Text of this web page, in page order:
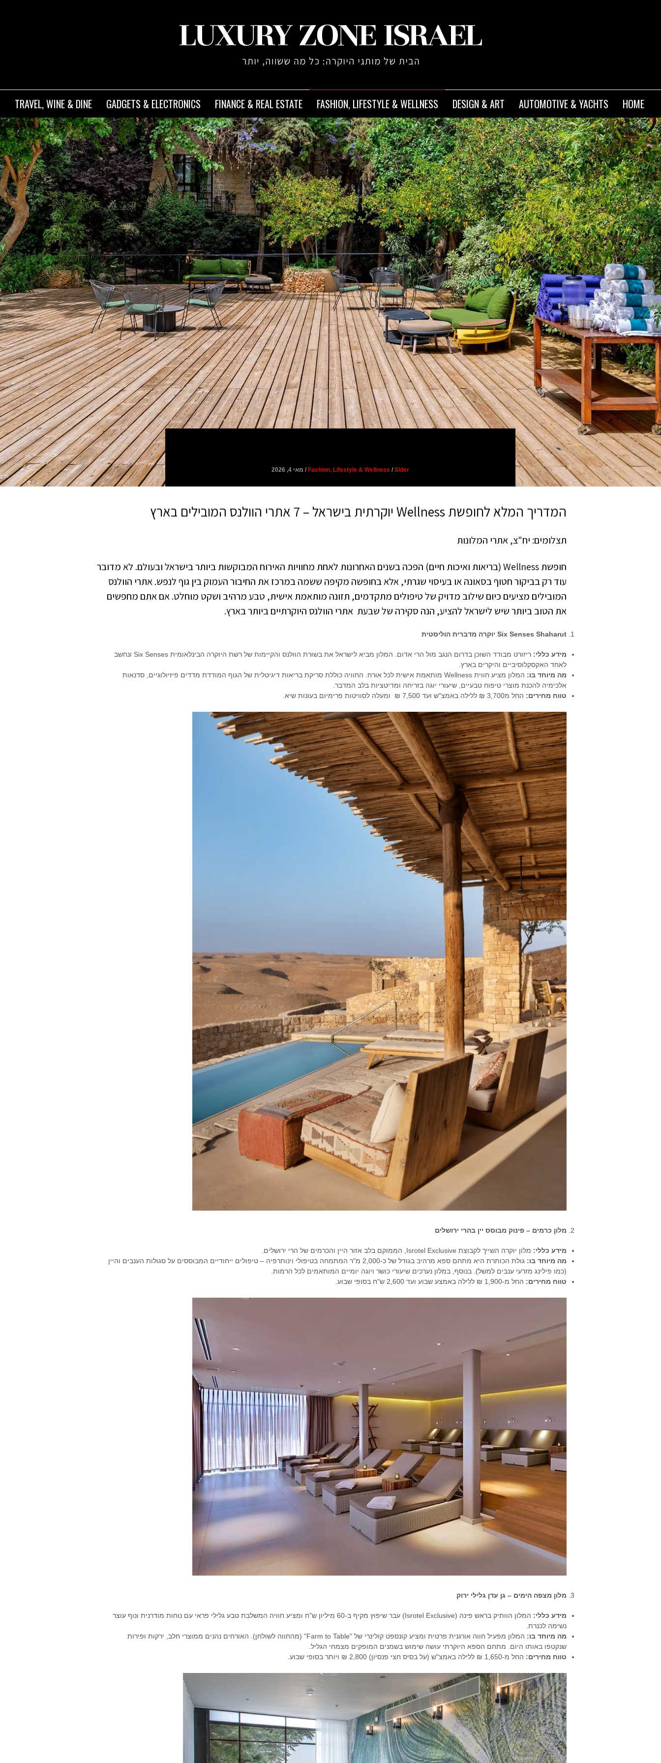
HOME
AUTOMOTIVE & YACHTS
DESIGN & ART
FASHION, LIFESTYLE & WELLNESS
FINANCE & REAL ESTATE
GADGETS & ELECTRONICS
TRAVEL, WINE & DINE
Fashion, Lifestyle & Wellness / Slder / מאי 4, 2026
המדריך המלא לחופשת Wellness יוקרתית בישראל – 7 אתרי הוולנס המובילים בארץ
תצלומים: יח"צ, אתרי המלונות
חופשת Wellness (בריאות ואיכות חיים) הפכה בשנים האחרונות לאחת מחוויות האירוח המבוקשות ביותר בישראל ובעולם. לא מדובר
עוד רק בביקור חטוף בסאונה או בעיסוי שגרתי, אלא בחופשה מקיפה ששמה במרכז את החיבור העמוק בין גוף לנפש. אתרי הוולנס
המובילים מציעים כיום שילוב מדויק של טיפולים מתקדמים, תזונה מותאמת אישית, טבע מרהיב ושקט מוחלט. אם אתם מחפשים
את הטוב ביותר שיש לישראל להציע, הנה סקירה של שבעת אתרי הוולנס היוקרתיים ביותר בארץ.
Six Senses Shaharut יוקרה מדברית הוליסטית
מידע כללי:
ריזורט מבודד השוכן בדרום הנגב מול הרי אדום. המלון מביא לישראל את בשורת הוולנס והקיימות של רשת היוקרה הבינלאומית Six Senses ונחשב
לאחד האקסקלוסיביים והיקרים בארץ.
מה מיוחד בו:
המלון מציע חווית Wellness מותאמת אישית לכל אורח. החוויה כוללת סריקת בריאות דיגיטלית של הגוף המודדת מדדים פיזיולוגיים, סדנאות
אלכימיה להכנת מוצרי טיפוח טבעיים, שיעורי יוגה בזריחה ומדיטציות בלב המדבר.
טווח מחירים: החל מ3,700 ₪ ללילה באמצ"ש ועד 7,500 ₪ ומעלה לסוויטות פרימיום בעונות שיא.
מלון כרמים – פינוק מבוסס יין בהרי ירושלים
מידע כללי: מלון יוקרה השייך לקבוצת Isrotel Exclusive, הממוקם בלב אזור היין והכרמים של הרי ירושלים.
מה מיוחד בו:
גולת הכותרת היא מתחם ספא מרהיב בגודל של כ-2,000 מ"ר המתמחה בטיפולי וינותרפיה – טיפולים ייחודיים המבוססים על סגולות הענבים והיין
(כמו פילינג מזרעי ענבים למשל). בנוסף, במלון נערכים שיעורי כושר ויוגה יומיים המותאמים לכל הרמות.
טווח מחירים: החל מ-1,900 ₪ ללילה באמצע שבוע ועד 2,600 ש"ח בסופי שבוע.
מלון מצפה הימים – גן עדן גלילי ירוק
מידע כללי:
המלון הוותיק בראש פינה (Isrotel Exclusive) עבר שיפוץ מקיף ב-60 מיליון ש"ח ומציע חוויה המשלבת טבע גלילי פראי עם נוחות מודרנית ונוף עוצר
נשימה לכנרת.
מה מיוחד בו:
המלון מפעיל חווה אורגנית פרטית ומציע קונספט קולינרי של "Farm to Table" (מהחווה לשולחן). האורחים נהנים ממוצרי חלב, ירקות ופירות
שנקטפו באותו היום. מתחם הספא היוקרתי עושה שימוש בשמנים המופקים מצמחי הגליל.
טווח מחירים: החל מ-1,650 ₪ ללילה באמצ"ש (על בסיס חצי פנסיון) 2,800 ₪ ויותר בסופי שבוע.